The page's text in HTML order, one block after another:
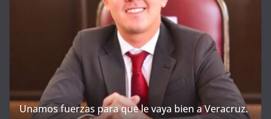
Unamos fuerzas para que le vaya bien a Veracruz.